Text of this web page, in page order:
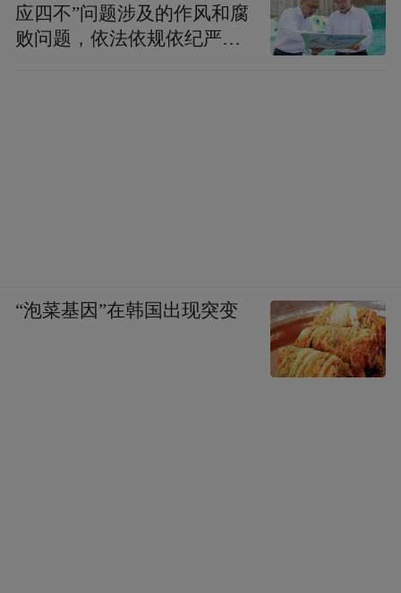
应四不”问题涉及的作风和腐
败问题，依法依规依纪严肃
“泡菜基因”在韩国出现突变